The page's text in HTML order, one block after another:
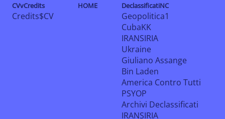
CVvCredits
Credits$CV
HOME DeclassificatiNC
Geopolitica1
CubaKK
IRANSIRIA
Ukraine
Giuliano Assange
Bin Laden
America Contro Tutti
PSYOP
Archivi Declassificati
IRANSIRIA